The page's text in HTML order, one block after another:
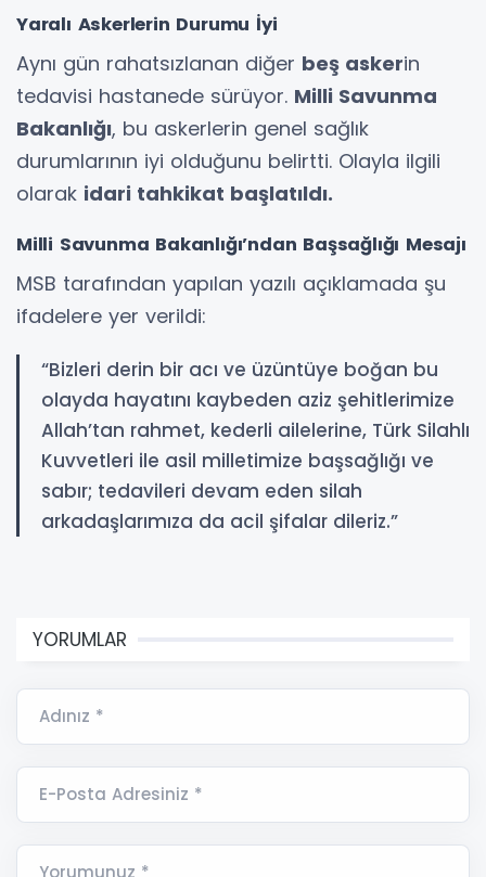
Yaralı Askerlerin Durumu İyi
Aynı gün rahatsızlanan diğer beş askerin
tedavisi hastanede sürüyor. Milli Savunma
Bakanlığı, bu askerlerin genel sağlık
durumlarının iyi olduğunu belirtti. Olayla ilgili
olarak idari tahkikat başlatıldı.
Milli Savunma Bakanlığı’ndan Başsağlığı Mesajı
MSB tarafından yapılan yazılı açıklamada şu
ifadelere yer verildi:
“Bizleri derin bir acı ve üzüntüye boğan bu
olayda hayatını kaybeden aziz şehitlerimize
Allah’tan rahmet, kederli ailelerine, Türk Silahlı
Kuvvetleri ile asil milletimize başsağlığı ve
sabır; tedavileri devam eden silah
arkadaşlarımıza da acil şifalar dileriz.”
YORUMLAR
Adınız *
E-Posta Adresiniz *
Yorumunuz *